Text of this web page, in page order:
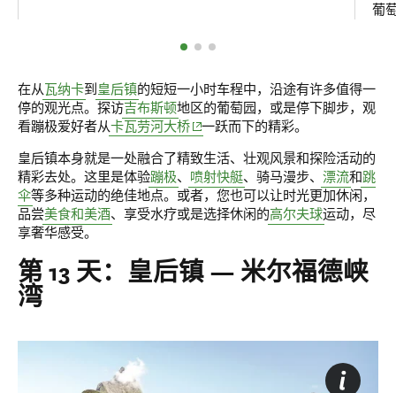
葡
在从 瓦纳卡到 皇后镇的短短一小时车程中，沿途有许多值得一
停的观光点。探访吉布斯顿地区的葡萄园，或是停下脚步，观
看蹦极爱好者从卡瓦劳河大桥(opens in new window)
一跃而下的精彩。
皇后镇本身就是一处融合了精致生活、壮观风景和探险活动的
精彩去处。这里是体验蹦极、 喷射快艇、骑马漫步、 漂流和跳
伞等多种运动的绝佳地点。或者，您也可以让时光更加休闲，
品尝美食和美酒、享受水疗或是选择休闲的高尔夫球运动，尽
享奢华感受。
第 13 天：皇后镇 — 米尔福德峡
湾